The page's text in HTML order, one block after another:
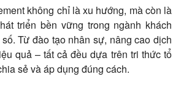
không chỉ là xu hướng, mà còn là
triển bền vững trong ngành khách
Từ đào tạo nhân sự, nâng cao dịch
quả – tất cả đều dựa trên tri thức tổ
sẻ và áp dụng đúng cách.